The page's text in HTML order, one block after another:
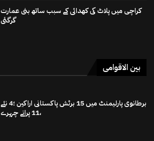
کراچی میں پلاٹ کی کھدائی کے سبب ساتھ بنی عمارت
گرگئی
بین الاقوامی
برطانوی پارلیمنٹ میں 15 برٹش پاکستانی اراکین ؛4 نئے
،11 پرانے چہرے